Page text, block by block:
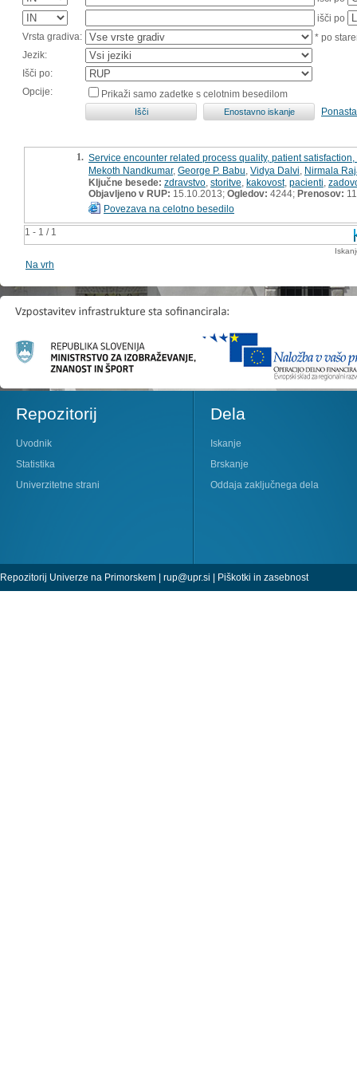
išči po
Vrsta gradiva:
* po
Jezik:
Išči po:
Opcije:
Prikaži samo zadetke s celotnim besedilom
1 - 1 / 1
1. Service encounter related process quality, patient
Mekoth Nandkumar, George P. Babu Vidya Dalvi Nirmala
Ključne besede: zdravstvo storitve kakovost, pacienti
Objavljeno v RUP: 15.10.2013; Ogledov: 4244; Prenosov:
Povezava na celotno besedilo
Na vrh
Repozitorij
Uvodnik
Statistika
Univerzitetne strani
Dela
Iskanje
Brskanje
Oddaja zaključnega dela
Repozitorij Univerze na Primorskem | rup@upr.si | Piškotki in zasebnost